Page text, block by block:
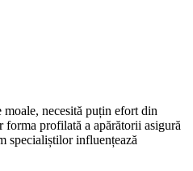
necesită puțin efort din
forma profilată a apărătorii asigură
specialiștilor influențează